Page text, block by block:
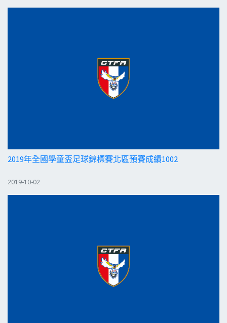
2019年全國學童盃足球錦標賽北區預賽成績1002
2019-10-02